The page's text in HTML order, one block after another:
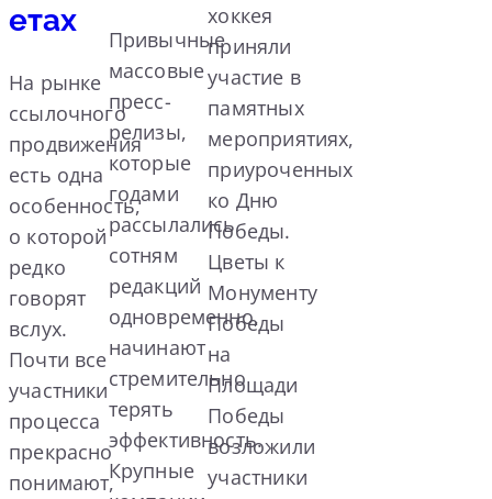
етах
На рынке
ссылочного
продвижения
есть одна
особенность,
о которой
редко
говорят
вслух.
Почти все
участники
процесса
прекрасно
понимают,
Привычные
массовые
пресс-
релизы,
которые
годами
рассылались
сотням
редакций
одновременно,
начинают
стремительно
терять
эффективность.
Крупные
хоккея
приняли
участие в
памятных
мероприятиях,
приуроченных
ко Дню
Победы.
Цветы к
Монументу
Победы
на
Площади
Победы
возложили
участники